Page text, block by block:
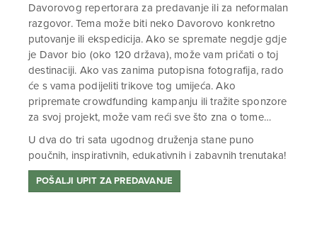
Davorovog repertorara za predavanje ili za neformalan
razgovor. Tema može biti neko Davorovo konkretno
putovanje ili ekspedicija. Ako se spremate negdje gdje
je Davor bio (oko 120 država), može vam pričati o toj
destinaciji. Ako vas zanima putopisna fotografija, rado
će s vama podijeliti trikove tog umijeća. Ako
pripremate crowdfunding kampanju ili tražite sponzore
za svoj projekt, može vam reći sve što zna o tome…
U dva do tri sata ugodnog druženja stane puno
poučnih, inspirativnih, edukativnih i zabavnih trenutaka!
POŠALJI UPIT ZA PREDAVANJE